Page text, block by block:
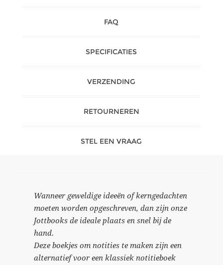
FAQ
SPECIFICATIES
VERZENDING
RETOURNEREN
STEL EEN VRAAG
Wanneer geweldige ideeën of kerngedachten
moeten worden opgeschreven, dan zijn onze
Jottbooks de ideale plaats en snel bij de
hand.
Deze boekjes om notities te maken zijn een
alternatief voor een klassiek notitieboek